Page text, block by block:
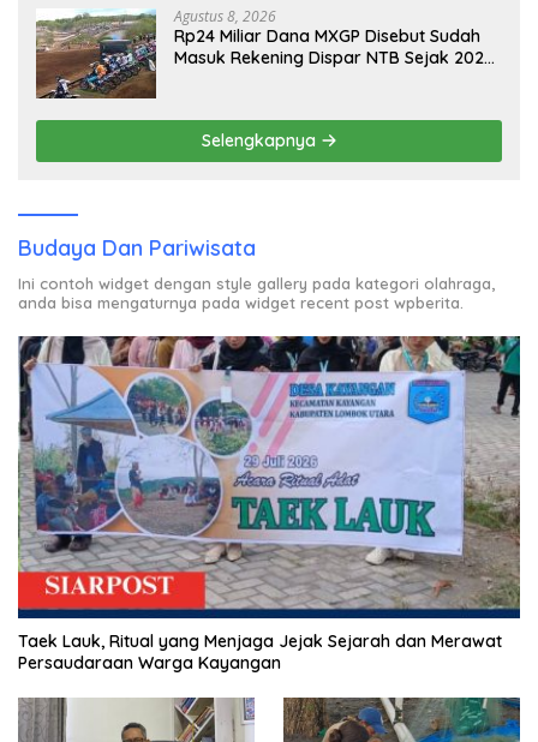
Agustus 8, 2026
Rp24 Miliar Dana MXGP Disebut Sudah
Masuk Rekening Dispar NTB Sejak 2024,
Selengkapnya
Budaya Dan Pariwisata
Ini contoh widget dengan style gallery pada kategori olahraga,
anda bisa mengaturnya pada widget recent post wpberita.
Taek Lauk, Ritual yang Menjaga Jejak Sejarah dan Merawat
Persaudaraan Warga Kayangan